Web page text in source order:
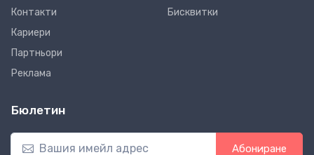
Контакти
Кариери
Партньори
Реклама
Бисквитки
Бюлетин
Абониране